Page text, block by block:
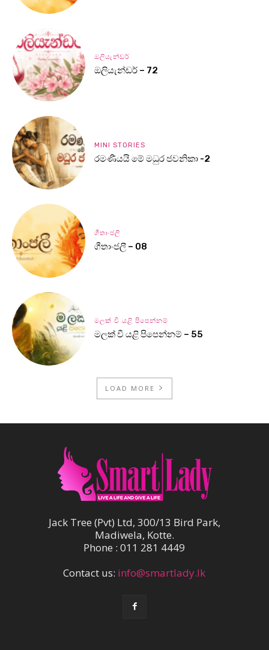
ඔලියැන්ඩර්
ඔලියැන්ඩර් – 72
MINI STORIES
රමණීයයි මේ මධුර ජවනිකා -2
ගීතාංජලී
ගීතාංජලී – 08
මලක් වී යළි පිපෙන්නම්
මලක් වී යළි පිපෙන්නම් – 55
LOAD MORE
Jack Tree (Pvt) Ltd, 300/13 Bird Park,
Madiwela, Kotte.
Phone : 011 281 4449
Contact us: info@smartlady.lk